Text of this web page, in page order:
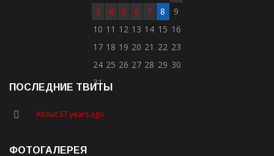
3
4 5 6 7 8
9
10 11 12 13 14 15 16
17 18 19 20 21 22 23
24 25 26 27 28 29 30
31
ПОСЛЕДНИЕ ТВИТЫ
About 57 years ago
ФОТОГАЛЕРЕЯ